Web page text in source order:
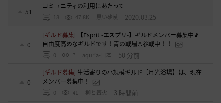
51
コミュニティの利用にあたって
18 47.8K 黒い砂漠 2020.03.25
0
[ギルド募集]
【Esprit -エスプリ-】ギルドメンバー募集中🎵
自由度高めなギルドです！青の戦場⚓参戦中！！
0 7 aquria-日本 50 分前
0
[ギルド募集] 生活寄りの小規模ギルド【月光浴場】は、現在
メンバー募集中！
0 41 柳と篝火 3 時間前